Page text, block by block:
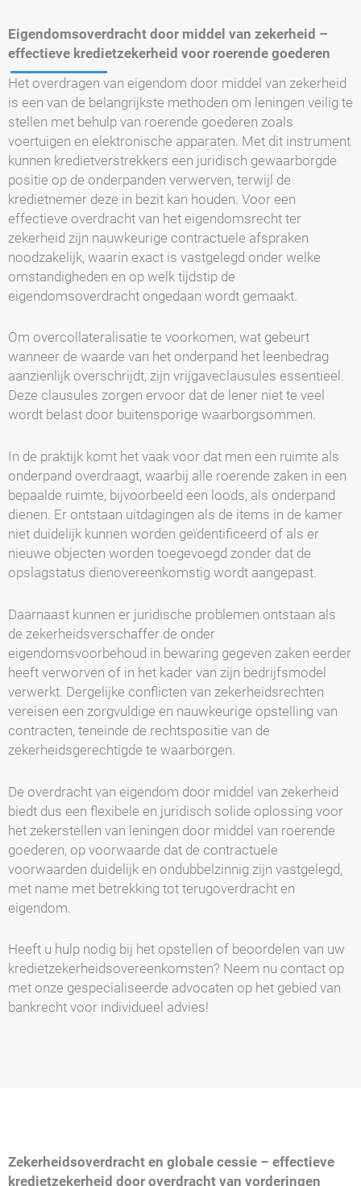
Eigendomsoverdracht door middel van zekerheid –
effectieve kredietzekerheid voor roerende goederen
Het overdragen van eigendom door middel van zekerheid
is een van de belangrijkste methoden om leningen veilig te
stellen met behulp van roerende goederen zoals
voertuigen en elektronische apparaten. Met dit instrument
kunnen kredietverstrekkers een juridisch gewaarborgde
positie op de onderpanden verwerven, terwijl de
kredietnemer deze in bezit kan houden. Voor een
effectieve overdracht van het eigendomsrecht ter
zekerheid zijn nauwkeurige contractuele afspraken
noodzakelijk, waarin exact is vastgelegd onder welke
omstandigheden en op welk tijdstip de
eigendomsoverdracht ongedaan wordt gemaakt.
Om overcollateralisatie te voorkomen, wat gebeurt
wanneer de waarde van het onderpand het leenbedrag
aanzienlijk overschrijdt, zijn vrijgaveclausules essentieel.
Deze clausules zorgen ervoor dat de lener niet te veel
wordt belast door buitensporige waarborgsommen.
In de praktijk komt het vaak voor dat men een ruimte als
onderpand overdraagt, waarbij alle roerende zaken in een
bepaalde ruimte, bijvoorbeeld een loods, als onderpand
dienen. Er ontstaan uitdagingen als de items in de kamer
niet duidelijk kunnen worden geïdentificeerd of als er
nieuwe objecten worden toegevoegd zonder dat de
opslagstatus dienovereenkomstig wordt aangepast.
Daarnaast kunnen er juridische problemen ontstaan als
de zekerheidsverschaffer de onder
eigendomsvoorbehoud in bewaring gegeven zaken eerder
heeft verworven of in het kader van zijn bedrijfsmodel
verwerkt. Dergelijke conflicten van zekerheidsrechten
vereisen een zorgvuldige en nauwkeurige opstelling van
contracten, teneinde de rechtspositie van de
zekerheidsgerechtigde te waarborgen.
De overdracht van eigendom door middel van zekerheid
biedt dus een flexibele en juridisch solide oplossing voor
het zekerstellen van leningen door middel van roerende
goederen, op voorwaarde dat de contractuele
voorwaarden duidelijk en ondubbelzinnig zijn vastgelegd,
met name met betrekking tot terugoverdracht en
eigendom.
Heeft u hulp nodig bij het opstellen of beoordelen van uw
kredietzekerheidsovereenkomsten? Neem nu contact op
met onze gespecialiseerde advocaten op het gebied van
bankrecht voor individueel advies!
Zekerheidsoverdracht en globale cessie – effectieve
kredietzekerheid door overdracht van vorderingen